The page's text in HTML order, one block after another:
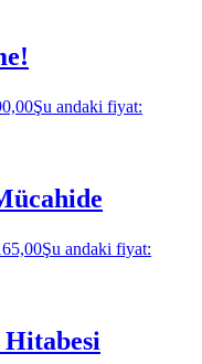
Şu andaki fiyat:
Şu andaki fiyat:
Hitabesi